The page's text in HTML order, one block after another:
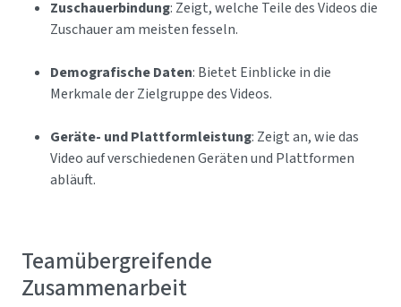
Zuschauerbindung: Zeigt, welche Teile des Videos die
Zuschauer am meisten fesseln.
Demografische Daten: Bietet Einblicke in die
Merkmale der Zielgruppe des Videos.
Geräte- und Plattformleistung: Zeigt an, wie das
Video auf verschiedenen Geräten und Plattformen
abläuft.
Teamübergreifende
Zusammenarbeit